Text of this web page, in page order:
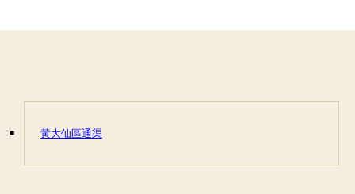
黃大仙區通渠